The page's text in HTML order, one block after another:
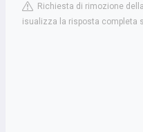
Richiesta di rimozione
isualizza la risposta completa